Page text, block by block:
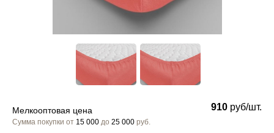
Мелкооптовая цена
Сумма покупки от 15 000 до 25 000 руб.
910 руб/шт.